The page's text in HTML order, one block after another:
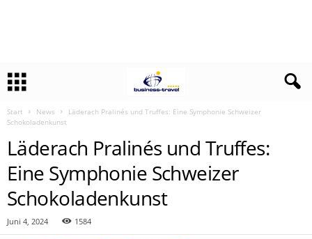
Start News
Läderach Pralinés und Truffes: Eine Symphonie Schweizer
Schokoladenkunst
Läderach Pralinés und Truffes:
Eine Symphonie Schweizer
Schokoladenkunst
Juni 4, 2024 1584